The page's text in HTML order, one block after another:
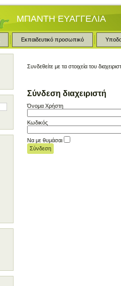
ΜΠΑΝΤΗ ΕΥΑΓΓΕΛΙΑ
Εκπαιδευτικό προσωπικό
Συνδεθείτε με τα στοιχεία του
Σύνδεση διαχειριστή
Όνομα Χρήστη
Κωδικός
Να με θυμάσαι